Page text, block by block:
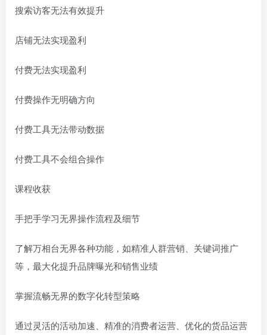
搜索访客无法有效提升
店铺无法实现盈利
付费无法实现盈利
付费操作无明确方向
付费工具无法带动数据
付费工具不会组合操作
课程收获
手把手学习无界操作流程及细节
了解万相台无界各种功能，如精准人群营销、关键词推广
等，最大化提升品牌曝光和销售业绩
掌握流畅无界的数字化转型策略
通过灵活的活动加速、精准的消费者运营、优化的货品运营